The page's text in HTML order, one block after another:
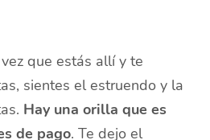
que estás allí y te
sientes el estruendo y la
Hay una orilla que es
de pago. Te dejo el